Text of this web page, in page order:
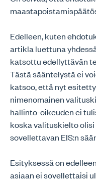
Edelleen, kuten
artikla luettuna
katsottu edellyttävän
Tästä sääntelystä ei
katsoo, että nyt
nimenomainen
hallinto-oikeuden ei
koska valituskielto
sovellettavan EIS:n
Esityksessä on
asiaan ei sovellettaisi